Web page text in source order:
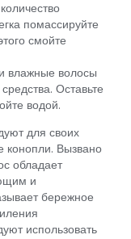
помассируйте
смойте
влажные волосы
Оставьте
водой.
для своих
конопли. Вызвано
обладает
и
бережное
использовать